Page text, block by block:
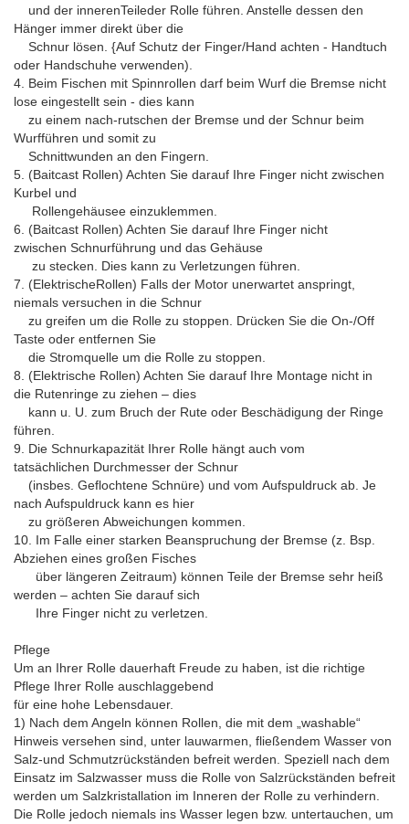
und der innerenTeileder Rolle führen. Anstelle dessen den
Hänger immer direkt über die
Schnur lösen. {Auf Schutz der Finger/Hand achten - Handtuch
oder Handschuhe verwenden).
4. Beim Fischen mit Spinnrollen darf beim Wurf die Bremse nicht
lose eingestellt sein - dies kann
zu einem nach-rutschen der Bremse und der Schnur beim
Wurfführen und somit zu
Schnittwunden an den Fingern.
5. (Baitcast Rollen) Achten Sie darauf Ihre Finger nicht zwischen
Kurbel und
Rollengehäusee einzuklemmen.
6. (Baitcast Rollen) Achten Sie darauf Ihre Finger nicht
zwischen Schnurführung und das Gehäuse
zu stecken. Dies kann zu Verletzungen führen.
7. (ElektrischeRollen) Falls der Motor unerwartet anspringt,
niemals versuchen in die Schnur
zu greifen um die Rolle zu stoppen. Drücken Sie die On-/Off
Taste oder entfernen Sie
die Stromquelle um die Rolle zu stoppen.
8. (Elektrische Rollen) Achten Sie darauf Ihre Montage nicht in
die Rutenringe zu ziehen – dies
kann u. U. zum Bruch der Rute oder Beschädigung der Ringe
führen.
9. Die Schnurkapazität Ihrer Rolle hängt auch vom
tatsächlichen Durchmesser der Schnur
(insbes. Geflochtene Schnüre) und vom Aufspuldruck ab. Je
nach Aufspuldruck kann es hier
zu größeren Abweichungen kommen.
10. Im Falle einer starken Beanspruchung der Bremse (z. Bsp.
Abziehen eines großen Fisches
über längeren Zeitraum) können Teile der Bremse sehr heiß
werden – achten Sie darauf sich
Ihre Finger nicht zu verletzen.
Pflege
Um an Ihrer Rolle dauerhaft Freude zu haben, ist die richtige
Pflege Ihrer Rolle auschlaggebend
für eine hohe Lebensdauer.
1) Nach dem Angeln können Rollen, die mit dem „washable“
Hinweis versehen sind, unter lauwarmen, fließendem Wasser von
Salz-und Schmutzrückständen befreit werden. Speziell nach dem
Einsatz im Salzwasser muss die Rolle von Salzrückständen befreit
werden um Salzkristallation im Inneren der Rolle zu verhindern.
Die Rolle jedoch niemals ins Wasser legen bzw. untertauchen, um